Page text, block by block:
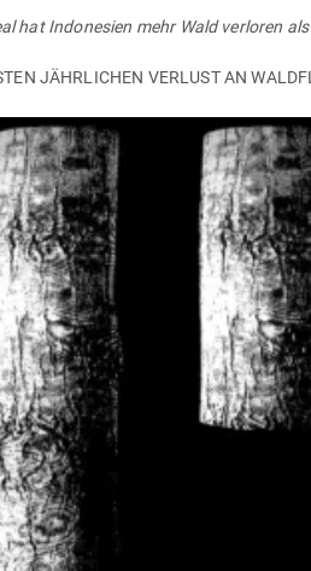
hat Indo­nesien mehr Wald ver­loren
JÄHR­LICHEN VERLUST AN